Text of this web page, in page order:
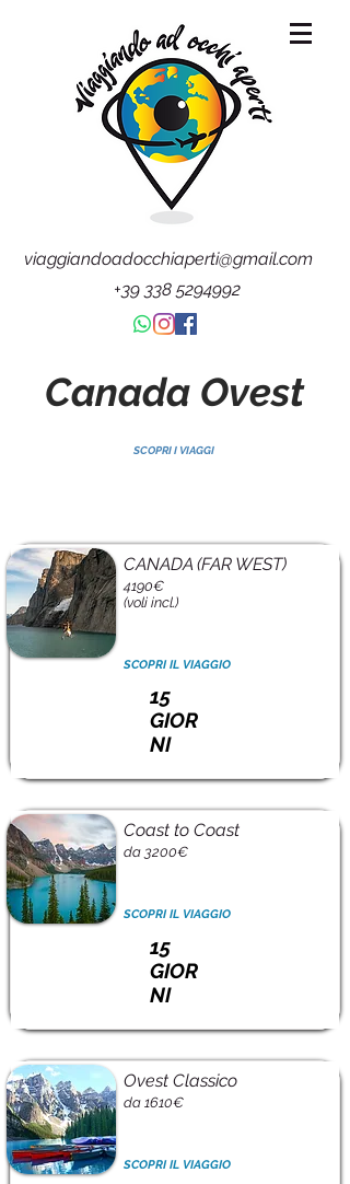
viaggiandoadocchiaperti@gmail.com
+39 338 5294992
Canada Ovest
SCOPRI I VIAGGI
CANADA (FAR WEST)
4190€
(voli incl.)
SCOPRI IL VIAGGIO
15
GIOR
NI
Coast to Coast
da 3200€
SCOPRI IL VIAGGIO
15
GIOR
NI
Ovest Classico
da 1610€
SCOPRI IL VIAGGIO